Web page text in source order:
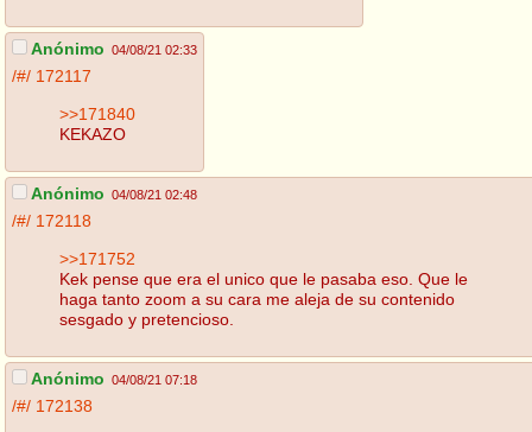
Anónimo 04/08/21 02:33
/#/ 172117
>>171840
KEKAZO
Anónimo 04/08/21 02:48
/#/ 172118
>>171752
Kek pense que era el unico que le pasaba eso. Que le
haga tanto zoom a su cara me aleja de su contenido
sesgado y pretencioso.
Anónimo 04/08/21 07:18
/#/ 172138